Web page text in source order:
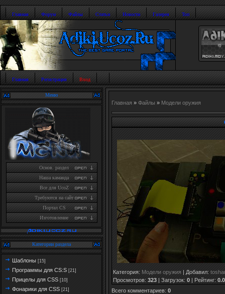
Главная Форум Файлы Статьи Новости Галерея Топ
Главная Регистрация Вход
Меню
Основ. раздел
Наша каманда
Все для UcoZ
Требуются на сайт
Портал CS
Изготовление
Категории раздела
Шаблоны [15]
Программы для CS:S [21]
Прицелы для CSS [10]
Фонарики для CSS [21]
Главная » Файлы » Модели оружия
Категория: Модели оружия | Добавил:
Просмотров: 323 | Загрузок: 0 | Рейтинг: 0.0
Всего комментариев: 0